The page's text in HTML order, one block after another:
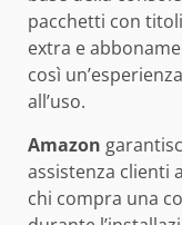
pacchetti con
extra e
così
all’uso.
Amazon
assistenza clienti
chi compra una